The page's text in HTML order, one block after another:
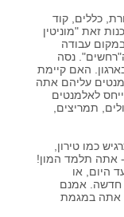
כללים, קוד
זאת "מוניטין
עבודה
נסה
האם קיימת
עליהם אתה
לאלמנטים
תמריצים,
כמו טירון,
אתה תלמד המון!
היום, או
חדשה. אמנם
אתה במגמת